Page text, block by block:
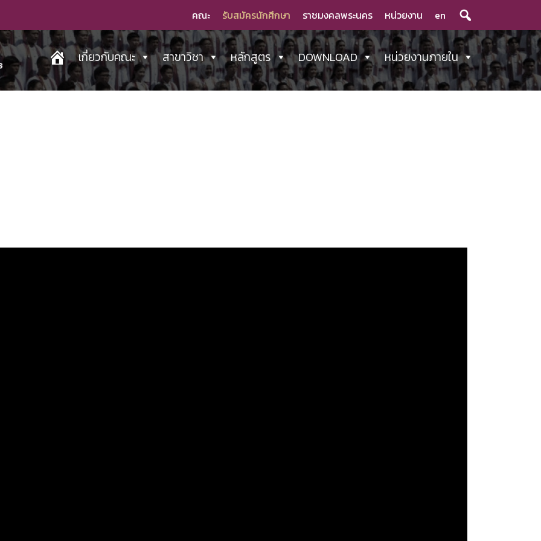
คณะ รับสมัครนักศึกษา ราชมงคลพระนคร หน่วยงาน en
เกี่ยวกับคณะ สาขาวิชา หลักสูตร DOWNLOAD หน่วยงานภายใน